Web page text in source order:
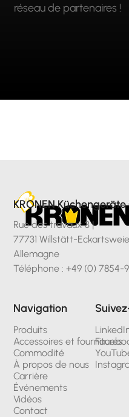
réseau de partenaires !
KRONEN
Rue des travaux 3 |
77731 Willstätt-
Allemagne
Téléphone : +49 (0) 7854-
Navigation
Produits
Accessoires et fournitures
Commodité
À propos de nous
Carrière
Événements
Vidéos
Contact